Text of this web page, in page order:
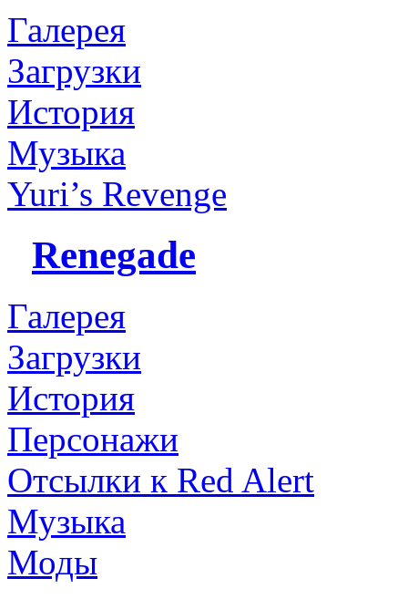
Галерея
Загрузки
История
Музыка
Yuri’s Revenge
Renegade
Галерея
Загрузки
История
Персонажи
Отсылки к Red Alert
Музыка
Моды